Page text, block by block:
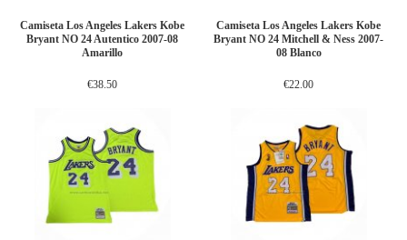
Camiseta Los Angeles Lakers Kobe
Bryant NO 24 Autentico 2007-08
Amarillo
€38.50
Camiseta Los Angeles Lakers Kobe
Bryant NO 24 Mitchell & Ness 2007-
08 Blanco
€22.00